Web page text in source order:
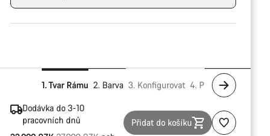
1. Tvar Rámu 2. Barva 3. Konfigurovat 4. Přizpůsobit
Dodávka do 3-10
pracovních dnů
Přidat do košíku